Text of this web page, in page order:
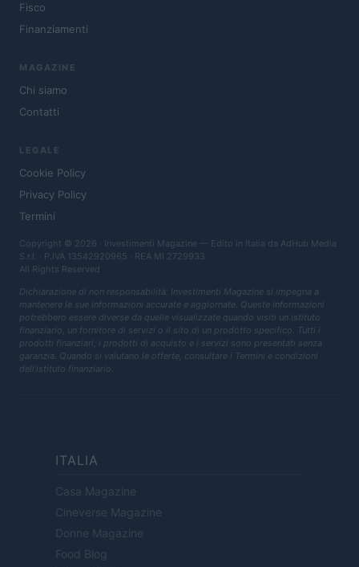
Fisco
Finanziamenti
MAGAZINE
Chi siamo
Contatti
LEGALE
Cookie Policy
Privacy Policy
Termini
Copyright © 2026 · Investimenti Magazine — Edito in Italia da AdHub Media
S.r.l. · P.IVA 13542920965 · REA MI 2729933
All Rights Reserved
Dichiarazione di non responsabilità: Investimenti Magazine si impegna a
mantenere le sue informazioni accurate e aggiornate. Queste informazioni
potrebbero essere diverse da quelle visualizzate quando visiti un istituto
finanziario, un fornitore di servizi o il sito di un prodotto specifico. Tutti i
prodotti finanziari, i prodotti di acquisto e i servizi sono presentati senza
garanzia. Quando si valutano le offerte, consultare i Termini e condizioni
dell'istituto finanziario.
ITALIA
Casa Magazine
Cineverse Magazine
Donne Magazine
Food Blog